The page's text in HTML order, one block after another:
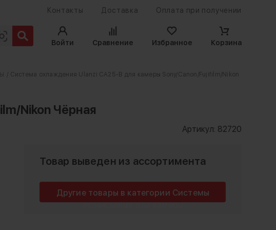
Контакты Доставка Оплата при получении
Войти
Сравнение Избранное Корзина
/ Система охлаждения Ulanzi CA25-B для камеры Sony/Canon/Fujifilm/Nikon
Nikon Чёрная
Артикул: 82720
Товар выведен из ассортимента
Другие товары в категории Системы
охлаждения для камеры